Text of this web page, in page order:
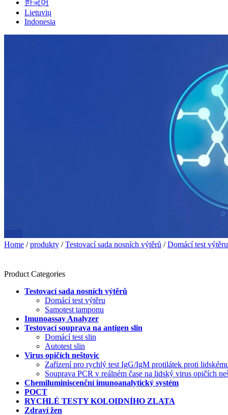
한국어
Lietuvių
Indonesia
Home /produkty /Testovací sada nosních výtěrů /Domácí test výtěru
Product Categories
Testovací sada nosních výtěrů
Domácí test výtěru
Samotest tamponu
Imunoassay Analyzer
Testovací souprava na antigen slin
Domácí test slin
Autotest slin
Virus opičích neštovic
Zařízení pro rychlý test IgG/IgM protilátek proti
Souprava PCR v reálném čase na lidský virus opičích
Chemiluminiscenční imunoanalytický systém
POCT
RYCHLÉ TESTY KOLOIDNÍHO ZLATA
Zdraví žen